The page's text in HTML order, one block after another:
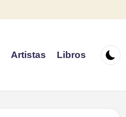
Artistas Libros